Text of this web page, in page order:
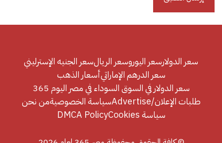
سعر الدولارسعر اليوروسعر الريالسعر الجنيه الإسترليني
سعر الدرهم الإماراتيأسعار الذهب
سعر الدولار في السوق السوداء في مصر اليوم 365
طلبات الإعلان/Advertise
سياسة الخصوصيةمن نحن
سياسة Cookies
DMCA Policy